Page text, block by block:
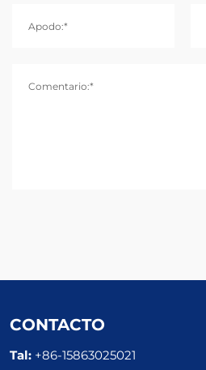
Apodo:*
Comentario:*
CONTACTO
Tal: +86-15863025021